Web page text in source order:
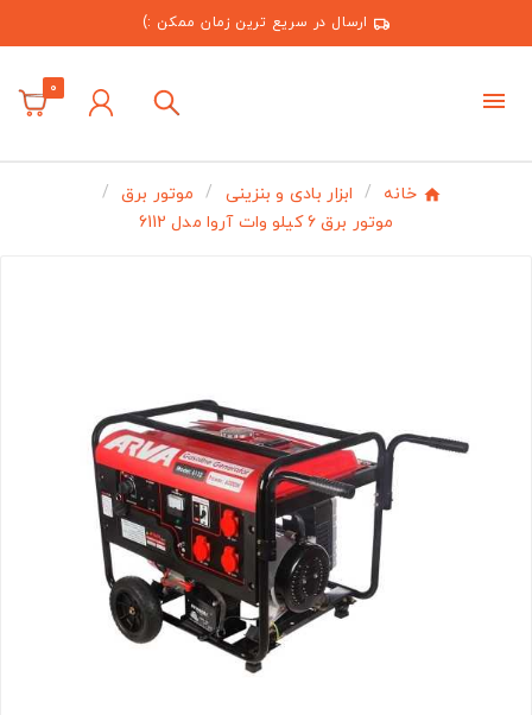
ارسال در سریع ترین زمان ممکن :)
0
خانه ابزار بادی و بنزینی
موتور برق
موتور برق 6 کیلو وات آروا مدل 6112